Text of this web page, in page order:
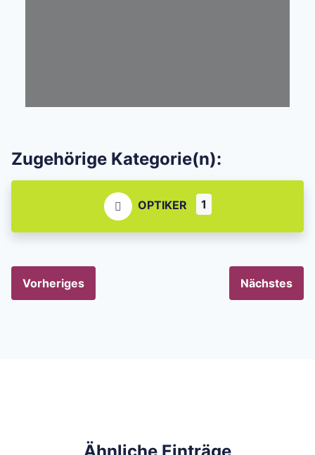
Zugehörige Kategorie(n):
OPTIKER 1
Vorheriges Nächstes
Ähnliche Einträge